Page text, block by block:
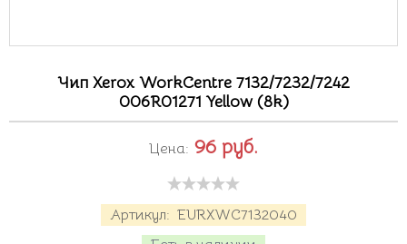
Чип Xerox WorkCentre 7132/7232/7242
006R01271 Yellow (8k)
Артикул: EURXWC7132040
Цена: 96 руб.